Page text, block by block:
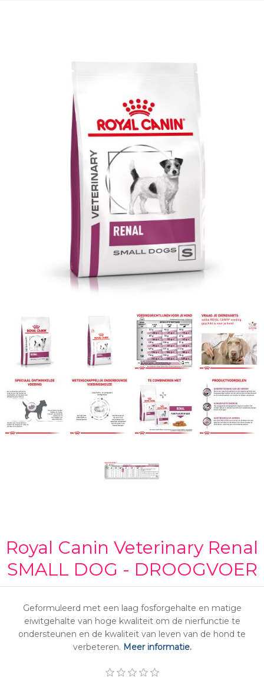
Royal Canin Veterinary Renal
SMALL DOG - DROOGVOER
Geformuleerd met een laag fosforgehalte en matige
eiwitgehalte van hoge kwaliteit om de nierfunctie te
ondersteunen en de kwaliteit van leven van de hond te
verbeteren. Meer informatie.